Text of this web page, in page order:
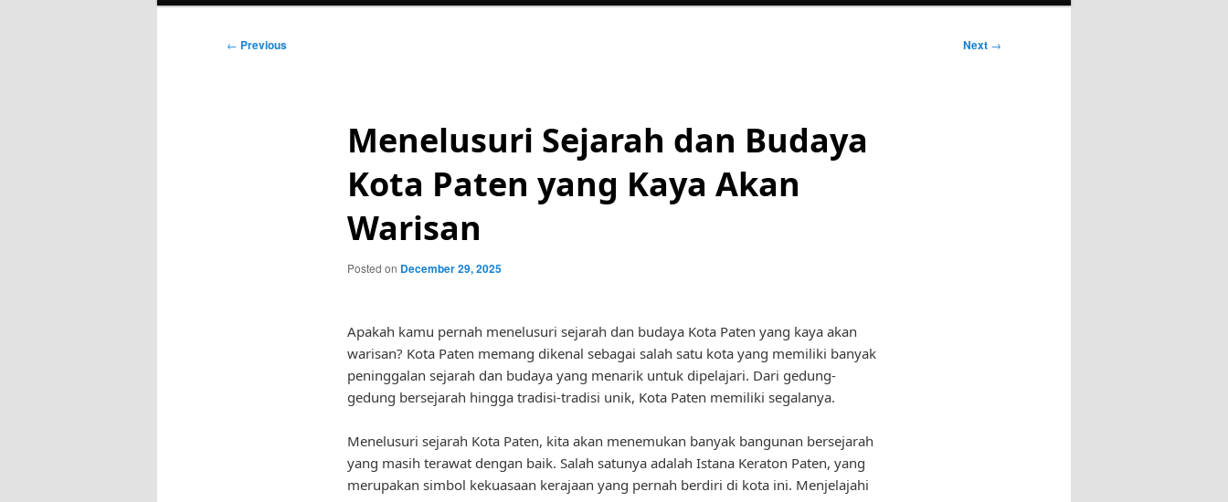
Post
← Previous Next →
Menelusuri Sejarah dan Budaya
Kota Paten yang Kaya Akan
Warisan
Posted on December 29, 2025
Apakah kamu pernah menelusuri sejarah dan budaya Kota Paten yang kaya akan
warisan? Kota Paten memang dikenal sebagai salah satu kota yang memiliki banyak
peninggalan sejarah dan budaya yang menarik untuk dipelajari. Dari gedung-
gedung bersejarah hingga tradisi-tradisi unik, Kota Paten memiliki segalanya.
Menelusuri sejarah Kota Paten, kita akan menemukan banyak bangunan bersejarah
yang masih terawat dengan baik. Salah satunya adalah Istana Keraton Paten, yang
merupakan simbol kekuasaan kerajaan yang pernah berdiri di kota ini. Menjelajahi